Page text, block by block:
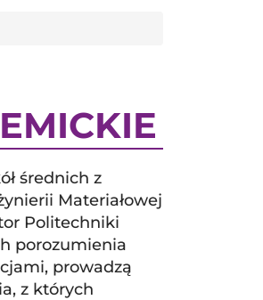
średnich z
Materiałowej
Politechniki
porozumienia
prowadzą
z których